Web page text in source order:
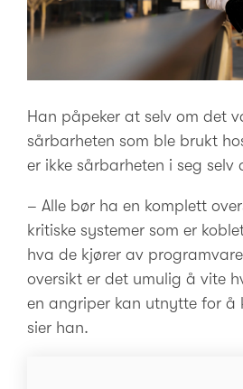
Han påpeker at selv om det
sårbarheten som ble brukt
er ikke sårbarheten i seg selv
– Alle bør ha en komplett
kritiske systemer som er
hva de kjører av
oversikt er det umulig å vite
en angriper kan utnytte for å
sier han.